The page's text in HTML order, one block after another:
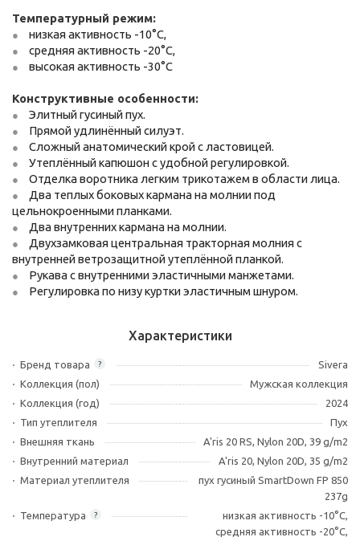
Температурный режим:
низкая активность -10°С,
средняя активность -20°С,
высокая активность -30°С
Конструктивные особенности:
Элитный гусиный пух.
Прямой удлинённый силуэт.
Сложный анатомический крой с ластовицей.
Утеплённый капюшон с удобной регулировкой.
Отделка воротника легким трикотажем в области лица.
Два теплых боковых кармана на молнии под
цельнокроенными планками.
Два внутренних кармана на молнии.
Двухзамковая центральная тракторная молния с
внутренней ветрозащитной утеплённой планкой.
Рукава с внутренними эластичными манжетами.
Регулировка по низу куртки эластичным шнуром.
Характеристики
?
Бренд товара
Sivera
Коллекция (пол)
Мужская коллекция
Коллекция (год)
2024
Тип утеплителя
Пух
Внешняя ткань
A'ris 20 RS, Nylon 20D, 39 g/m2
Внутренний материал
A'ris 20, Nylon 20D, 35 g/m2
Материал утеплителя
пух гусиный SmartDown FP 850
237g
?
Температура
низкая активность -10°С,
средняя активность -20°С,